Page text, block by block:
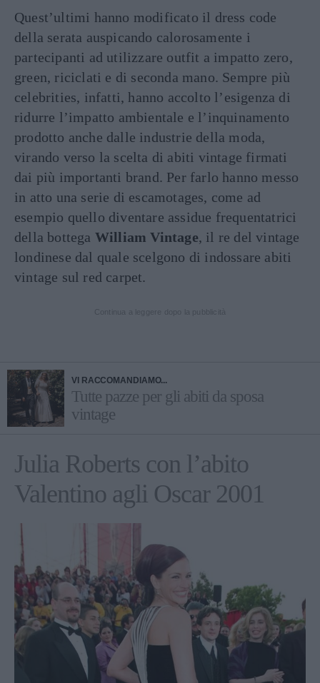
Quest’ultimi hanno modificato il dress code
della serata auspicando calorosamente i
partecipanti ad utilizzare outfit a impatto zero,
green, riciclati e di seconda mano. Sempre più
celebrities, infatti, hanno accolto l’esigenza di
ridurre l’impatto ambientale e l’inquinamento
prodotto anche dalle industrie della moda,
virando verso la scelta di abiti vintage firmati
dai più importanti brand. Per farlo hanno messo
in atto una serie di escamotages, come ad
esempio quello diventare assidue frequentatrici
della bottega William Vintage, il re del vintage
londinese dal quale scelgono di indossare abiti
vintage sul red carpet.
VI RACCOMANDIAMO...
Tutte pazze per gli abiti da sposa
vintage
Julia Roberts con l’abito
Valentino agli Oscar 2001